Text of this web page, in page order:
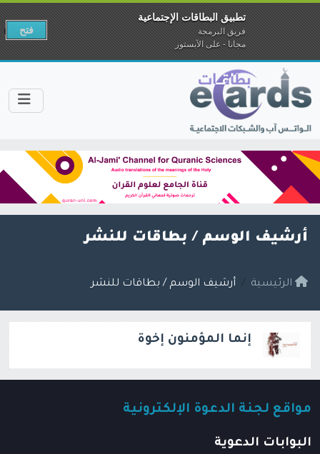
أرشيف الوسم / بطاقات للنشر
الرئيسية أرشيف الوسم / بطاقات للنشر
إنما المؤمنون إخوة
مواقع لجنة الدعوة الإلكترونية
البوابات الدعوية
تطبيق البطاقات الإجتماعية
فريق البرمجة
مجانا - على الآبستور
فتح